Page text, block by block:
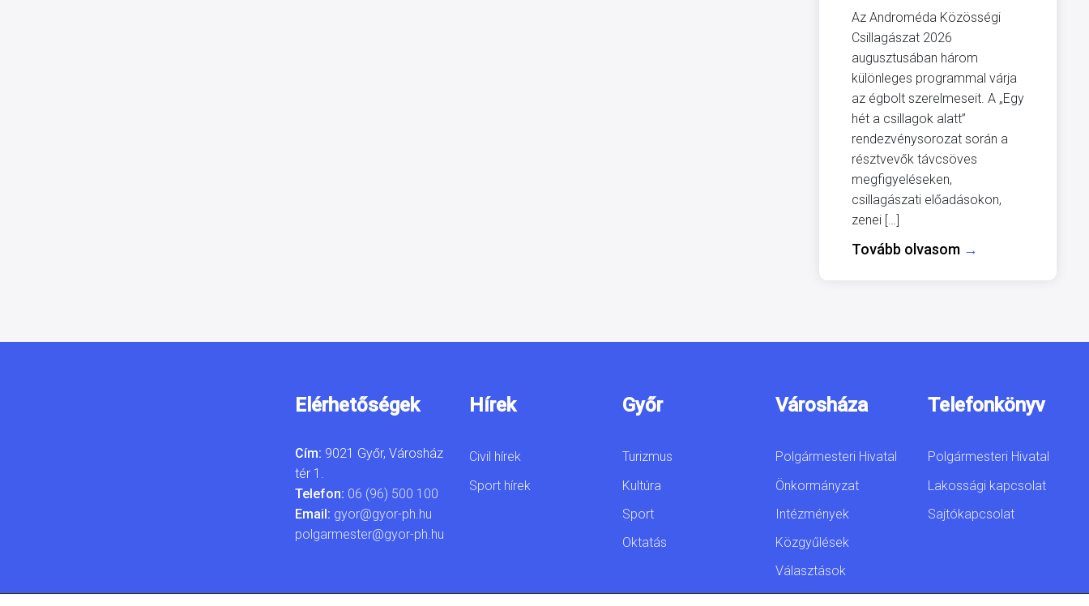
Az Androméda Közösségi
Csillagászat 2026
augusztusában három
különleges programmal várja
az égbolt szerelmeseit. A „Egy
hét a csillagok alatt”
rendezvénysorozat során a
résztvevők távcsöves
megfigyeléseken,
csillagászati előadásokon,
zenei […]
Tovább olvasom →
Elérhetőségek
Cím: 9021 Győr, Városház
tér 1.
Telefon: 06 (96) 500 100
Email: gyor@gyor-ph.hu
polgarmester@gyor-ph.hu
Hírek
Civil hírek
Sport hírek
Győr
Turizmus
Kultúra
Sport
Oktatás
Városháza
Polgármesteri Hivatal
Önkormányzat
Intézmények
Közgyűlések
Választások
Telefonkönyv
Polgármesteri Hivatal
Lakossági kapcsolat
Sajtókapcsolat